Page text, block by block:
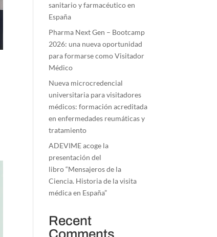
sanitario y farmacéutico en
España
Pharma Next Gen – Bootcamp
2026: una nueva oportunidad
para formarse como Visitador
Médico
Nueva microcredencial
universitaria para visitadores
médicos: formación acreditada
en enfermedades reumáticas y
tratamiento
ADEVIME acoge la
presentación del
libro “Mensajeros de la
Ciencia. Historia de la visita
médica en España”
Recent
Comments